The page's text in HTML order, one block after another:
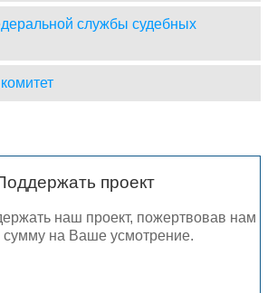
службы судебных
проект
наш проект, пожертвовав нам
на Ваше усмотрение.